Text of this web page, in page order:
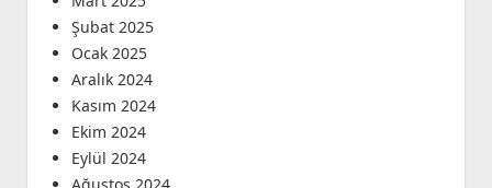
Şubat 2025
Ocak 2025
Aralık 2024
Kasım 2024
Ekim 2024
Eylül 2024